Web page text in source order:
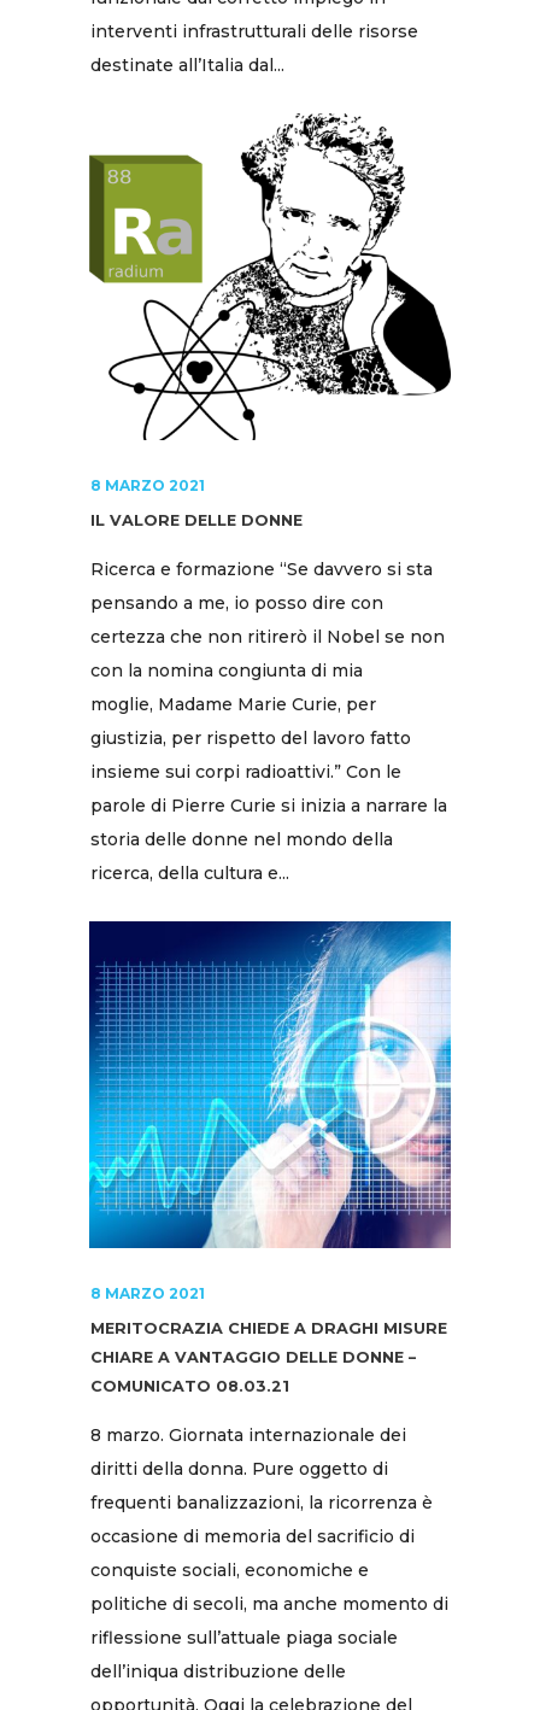
interventi infrastrutturali delle risorse
destinate all’Italia dal...
8 MARZO 2021
IL VALORE DELLE DONNE
Ricerca e formazione “Se davvero si sta
pensando a me, io posso dire con
certezza che non ritirerò il Nobel se non
con la nomina congiunta di mia
moglie, Madame Marie Curie, per
giustizia, per rispetto del lavoro fatto
insieme sui corpi radioattivi.” Con le
parole di Pierre Curie si inizia a narrare la
storia delle donne nel mondo della
ricerca, della cultura e...
8 MARZO 2021
MERITOCRAZIA CHIEDE A DRAGHI MISURE
CHIARE A VANTAGGIO DELLE DONNE –
COMUNICATO 08.03.21
8 marzo. Giornata internazionale dei
diritti della donna. Pure oggetto di
frequenti banalizzazioni, la ricorrenza è
occasione di memoria del sacrificio di
conquiste sociali, economiche e
politiche di secoli, ma anche momento di
riflessione sull’attuale piaga sociale
dell’iniqua distribuzione delle
opportunità. Oggi la celebrazione del